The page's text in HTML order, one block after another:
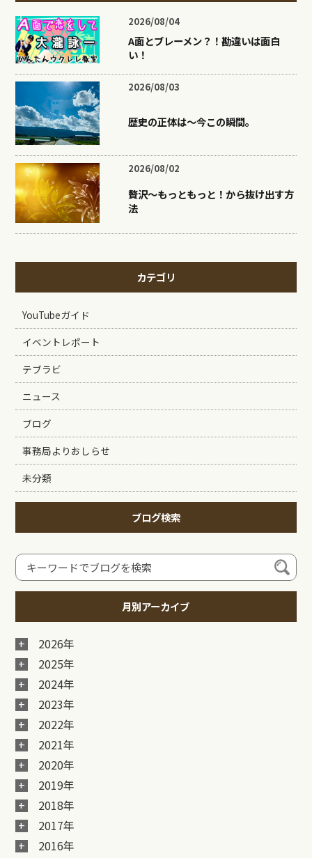
2026/08/04
A面とブレーメン？！勘違いは面白
い！
2026/08/03
歴史の正体は〜今この瞬間。
2026/08/02
贅沢〜もっともっと！から抜け出す方
法
カテゴリ
YouTubeガイド
イベントレポート
テブラビ
ニュース
ブログ
事務局よりおしらせ
未分類
ブログ検索
月別アーカイブ
2026年
2025年
2024年
2023年
2022年
2021年
2020年
2019年
2018年
2017年
2016年